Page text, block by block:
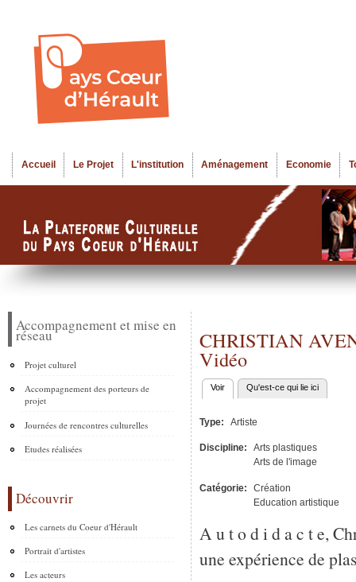
Menu principal
Accueil Le Projet L'institution Aménagement Economie
Accompagnement et mise en
réseau
Projet culturel
Accompagnement des porteurs de
projet
Journées de rencontres culturelles
Etudes réalisées
Découvrir
Les carnets du Coeur d'Hérault
Portrait d'artistes
Les acteurs
CHRISTIAN
Vidéo
Onglets principaux
Voir (onglet actif)
Qu'est-ce qui lie ici
Type: Artiste
Discipline:
Arts plastiques
Arts de l'image
Catégorie:
Création
Education artistique
A u t o d i d a c t e,
une expérience de